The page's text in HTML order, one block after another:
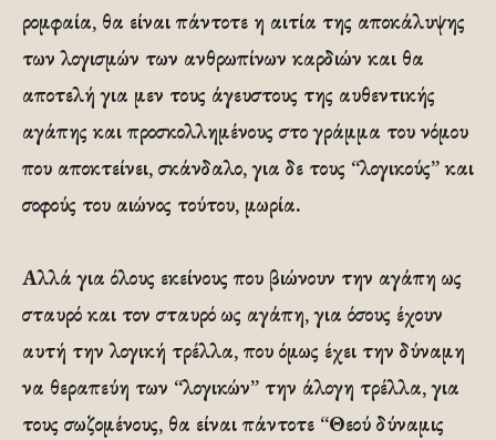
ρομφαία, θα είναι πάντοτε η αιτία της αποκάλυψης
των λογισμών των ανθρωπίνων καρδιών και θα
αποτελή για μεν τους άγευστους της αυθεντικής
αγάπης και προσκολλημένους στο γράμμα του νόμου
που αποκτείνει, σκάνδαλο, για δε τους “λογικούς” και
σοφούς του αιώνος τούτου, μωρία.
Αλλά για όλους εκείνους που βιώνουν την αγάπη ως
σταυρό και τον σταυρό ως αγάπη, για όσους έχουν
αυτή την λογική τρέλλα, που όμως έχει την δύναμη
να θεραπεύη των “λογικών” την άλογη τρέλλα, για
τους σωζομένους, θα είναι πάντοτε “Θεού δύναμις